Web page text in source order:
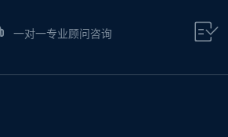
一对一专业顾问咨询